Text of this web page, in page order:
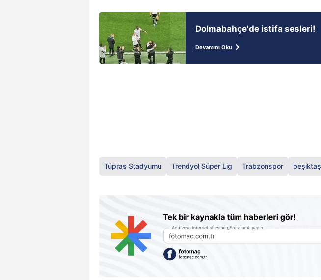
Dolmabahçe'de istifa sesleri!
Devamını Oku
Tüpraş Stadyumu Trendyol Süper Lig Trabzonspor beşiktaş